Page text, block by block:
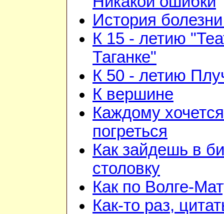
История
К 15 - летию
Таганке"
К 50 - летию
К вершине
Каждому
погреться
Как зайдешь в
столовку
Как по Волге-
Как-то раз,